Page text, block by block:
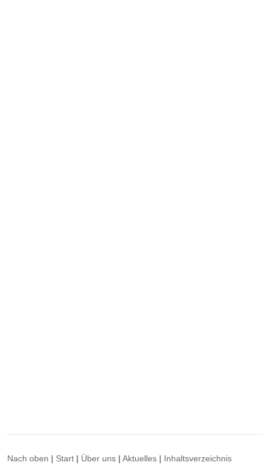
Nach oben | Start | Über uns |Aktuelles | Inhaltsverzeichnis